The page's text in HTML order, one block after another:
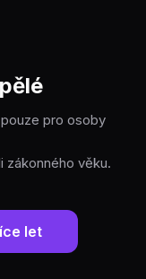
pro osoby
zákonného věku.
let